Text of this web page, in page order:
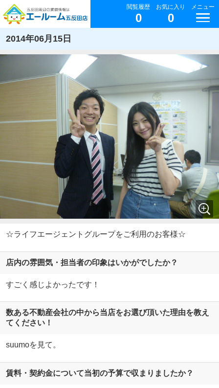
閲覧履歴
0
お気に入り
0
メニュー
2014年06月15日
☆ライフエージェントグループをご利用のお客様☆
店内の雰囲気・担当者の印象はいかがでしたか？
すごく感じよかったです！
数ある不動産会社の中から当店をお選び頂いた理由を教え
てください！
suumoを見て。
賃料・契約金について当初の予算で収まりましたか？